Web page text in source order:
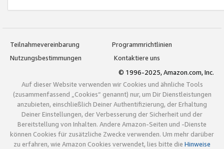
Teilnahmevereinbarung
Programmrichtlinien
Nutzungsbestimmungen
Kontaktiere uns
© 1996-2025, Amazon.com, Inc.
Auf dieser Website verwenden wir Cookies und ähnliche Tools
(zusammenfassend „Cookies“ genannt) nur, um Dir Dienstleistungen
anzubieten, einschließlich Deiner Authentifizierung, der Erhaltung
Deiner Einstellungen, der Verbesserung der Sicherheit und der
Bereitstellung von Inhalten. Andere Amazon-Seiten und -Dienste
können Cookies für zusätzliche Zwecke verwenden. Um mehr darüber
zu erfahren, wie Amazon Cookies verwendet, lies bitte die Hinweise